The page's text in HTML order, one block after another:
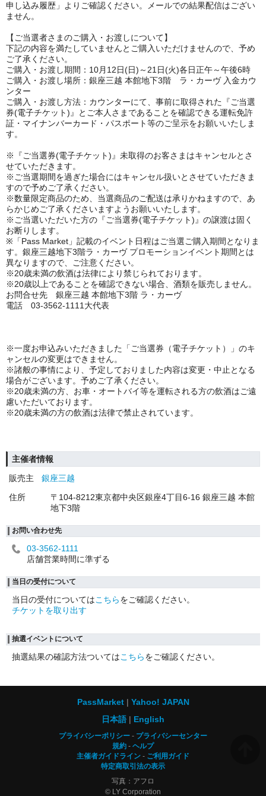
申し込み履歴」よりご確認ください。メールでの結果配信はござい
ません。
【ご当選者さまのご購入・お渡しについて】
下記の内容を満たしていませんとご購入いただけませんので、予め
ご了承ください。
ご購入・お渡し期間： 10月12日(日)～21日(火)各日正午～午後6時
ご購入・お渡し場所：銀座三越 本館地下3階 ラ・カーヴ 入金カウ
ンター
ご購入・お渡し方法：カウンターにて、事前に取得された『ご当選
券(電子チケット) 』とご本人さまであることを確認できる運転免許
証・マイナンバーカード・パスポート等のご呈示をお願いいたしま
す。
※『ご当選券(電子チケット) 』未取得のお客さまはキャンセルとさ
せていただきます。
※ご当選期間を過ぎた場合にはキャンセル扱いとさせていただきま
すので予めご了承ください。
※数量限定商品のため、当選商品のご配送は承りかねますので、あ
らかじめご了承くださいますようお願いいたします。
※ご当選いただいた方の『ご当選券(電子チケット) 』の譲渡は固く
お断りします。
※「Pass Market」記載のイベント日程はご当選ご購入期間となりま
す。銀座三越地下3階ラ・カーヴ プロモーションイベント期間とは
異なりますので、ご注意ください。
※20歳未満の飲酒は法律により禁じられております。
※20歳以上であることを確認できない場合、酒類を販売しません。
お問合せ先 銀座三越 本館地下3階 ラ・カーヴ
電話 03-3562-1111 大代表
※一度お申込みいただきました「ご当選券（電子チケット）」のキ
ャンセルの変更はできません。
※諸般の事情により、予定しておりました内容は変更・中止となる
場合がございます。予めご了承ください。
※20歳未満の方、お車・オートバイ等を運転される方の飲酒はご遠
慮いただいております。
※20歳未満の方の飲酒は法律で禁止されています。
主催者情報
販売主
銀座三越
住所
〒104‐8212東京都中央区銀座4丁目6‐16 銀座三越 本館
地下3階
お問い合わせ先
03-3562-1111
店舗営業時間に準ずる
当日の受付について
当日の受付についてはこちらをご確認ください。
チケットを取り出す
抽選イベントについて
抽選結果の確認方法ついてはこちらをご確認ください。
PassMarket
Yahoo! JAPAN
日本語
English
プライバシーポリシー
プライバシーセンター
規約
ヘルプ
主催者ガイドライン
ご利用ガイド
特定商取引法の表示
写真：アフロ
© LY Corporation